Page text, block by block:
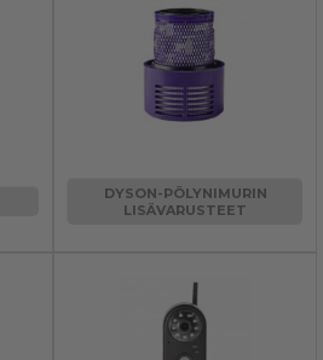
DYSON-PÖLYNIMURIN
LISÄVARUSTEET